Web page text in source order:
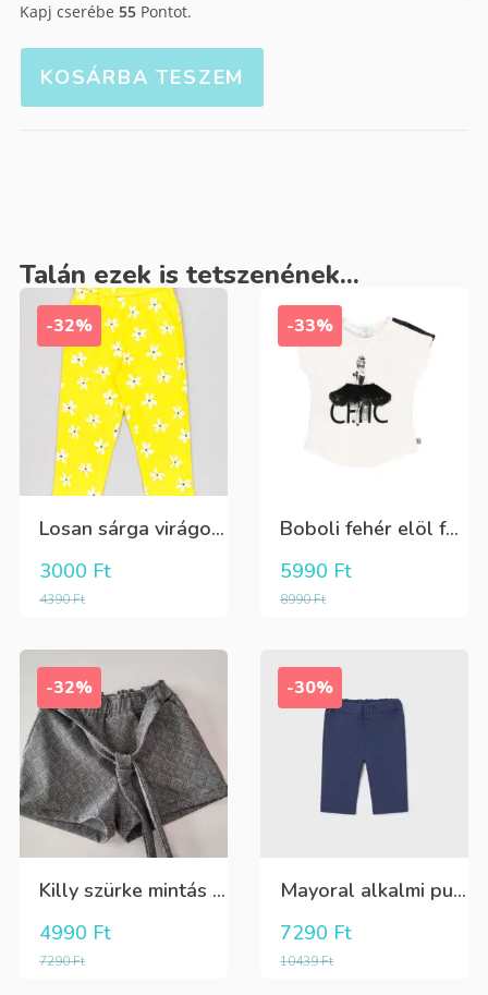
Kapj cserébe 55Pontot.
KOSÁRBA TESZEM
Talán ezek is tetszenének...
-32%
Losan sárga virágos 3/4-es leggings
4390Ft
3000 Ft
-33%
Boboli fehér elöl fekete tüll+gyöngyös csini póló
8990Ft
5990 Ft
-32%
Killy szürke mintás rövidnadrág
7290Ft
4990 Ft
-30%
Mayoral alkalmi puha kék élre vasalt nadrág, behúzható derékrésszel
10439Ft
7290 Ft